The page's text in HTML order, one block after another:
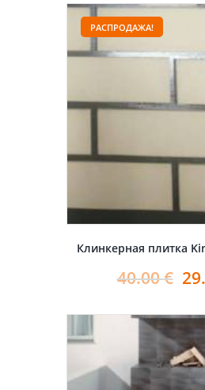
РАСПРОДАЖА!
Клинкерная плитка
40.00€